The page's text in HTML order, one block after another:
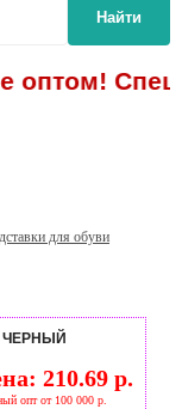
Найти
для обуви
ЧЕРНЫЙ
210.69 р.
опт от 100 000 р.